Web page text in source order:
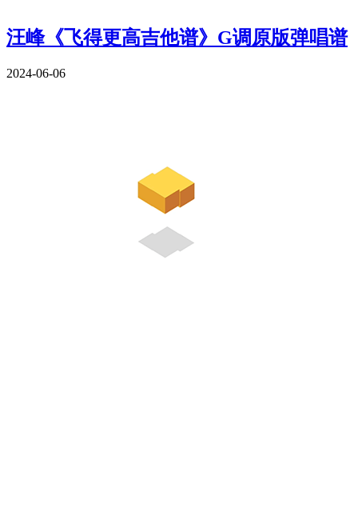
汪峰《飞得更高吉他谱》G调原版弹唱谱
2024-06-06